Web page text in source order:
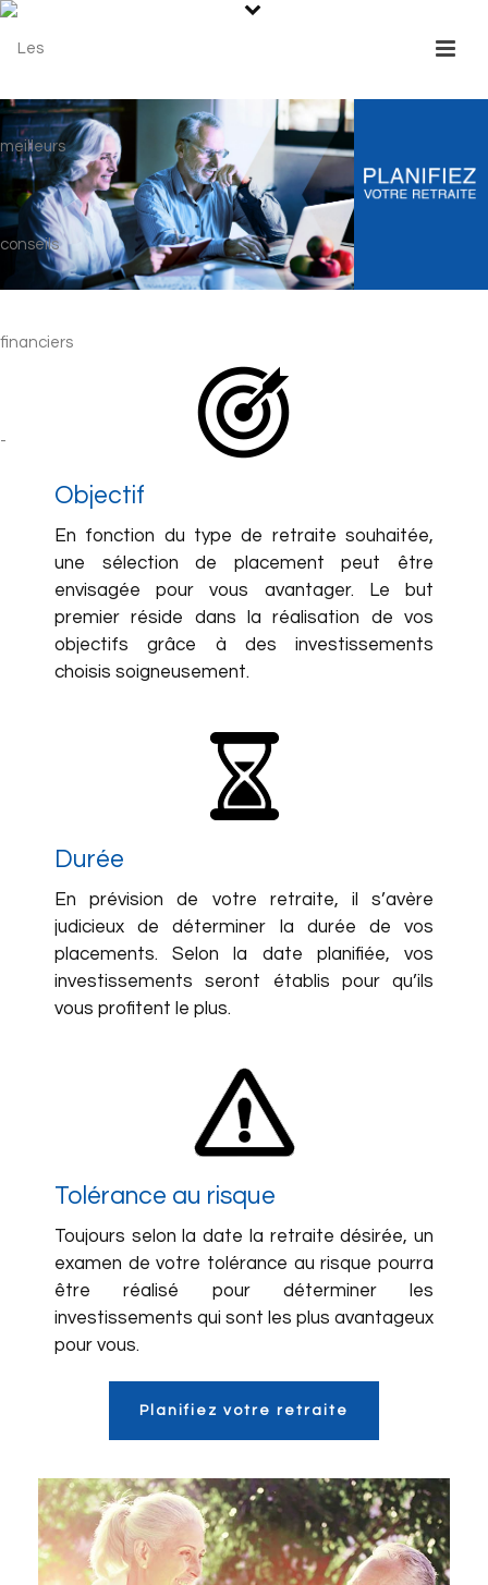
Objectif
En fonction du type de retraite souhaitée,
une sélection de placement peut être
envisagée pour vous avantager. Le but
premier réside dans la réalisation de vos
objectifs grâce à des investissements
choisis soigneusement.
Durée
En prévision de votre retraite, il s’avère
judicieux de déterminer la durée de vos
placements. Selon la date planifiée, vos
investissements seront établis pour qu’ils
vous profitent le plus.
Tolérance au risque
Toujours selon la date la retraite désirée, un
examen de votre tolérance au risque pourra
être réalisé pour déterminer les
investissements qui sont les plus avantageux
pour vous.
Planifiez votre retraite